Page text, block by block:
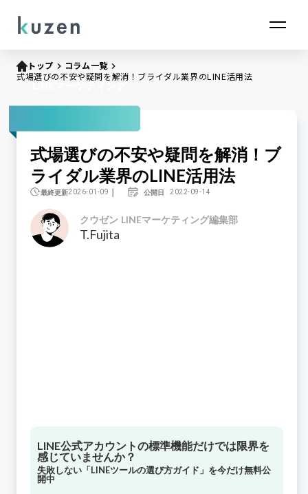
トップ keyboard_arrow_right コラム一覧keyboard_arrow_right
式場選びの不安や疑問を解消！ブライダル業界のLINE活用法
式場選びの不安や疑問を解消！ブ
ライダル業界のLINE活用法
最終更新2026-01-09 ｜ 公開日 2022-09-14
クウゼン LINEマーケティング編集部
T.Fujita
LINE公式アカウントの標準機能だけでは限界を
感じていませんか？
失敗しない「LINEツールの選び方ガイド」を今だけ無料公
開中